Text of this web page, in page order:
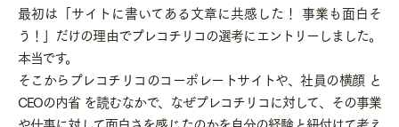
最初は「サイトに書いてある文章に共感した！ 事業も面白そ
う！」だけの理由でプレコチリコの選考にエントリーしました。
本当です。
そこからプレコチリコのコーポレートサイトや、社員の横顔 と
CEOの内省 を読むなかで、なぜプレコチリコに対して、その事業